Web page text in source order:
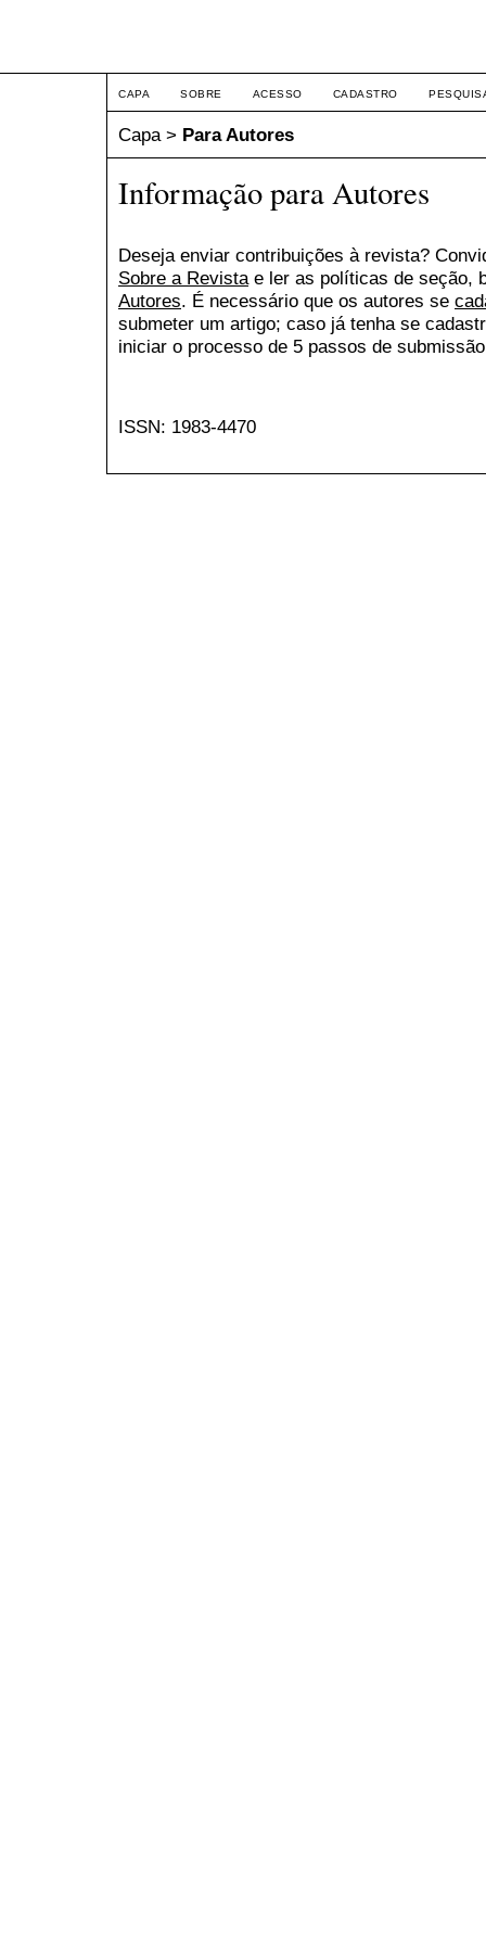
CAPA SOBRE ACESSO CADASTRO
Capa> Para Autores
Informação para Autores
Deseja enviar contribuições à revista?
Sobre a Revista e ler as políticas de seção,
Autores. É necessário que os autores se
submeter um artigo; caso já tenha se
iniciar o processo de 5 passos de
ISSN: 1983-4470